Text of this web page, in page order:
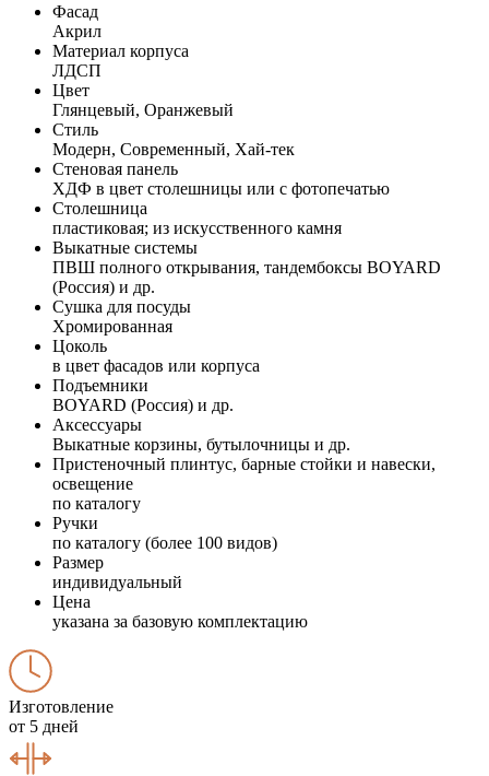
Фасад
Акрил
Материал корпуса
ЛДСП
Цвет
Глянцевый, Оранжевый
Стиль
Модерн, Современный, Хай-тек
Стеновая панель
ХДФ в цвет столешницы или с фотопечатью
Столешница
пластиковая; из искусственного камня
Выкатные системы
ПВШ полного открывания, тандембоксы BOYARD
(Россия) и др.
Сушка для посуды
Хромированная
Цоколь
в цвет фасадов или корпуса
Подъемники
BOYARD (Россия) и др.
Аксессуары
Выкатные корзины, бутылочницы и др.
Пристеночный плинтус, барные стойки и навески,
освещение
по каталогу
Ручки
по каталогу (более 100 видов)
Размер
индивидуальный
Цена
указана за базовую комплектацию
Изготовление
от 5 дней